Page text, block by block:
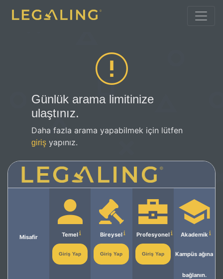
Günlük arama limitinize
ulaştınız.
Daha fazla arama yapabilmek için lütfen
giriş yapınız.
Misafir Temel
Giriş Yap
Bireysel
Giriş Yap
Profesyonel
Giriş Yap
Akademik
Kampüs ağına
bağlanın.